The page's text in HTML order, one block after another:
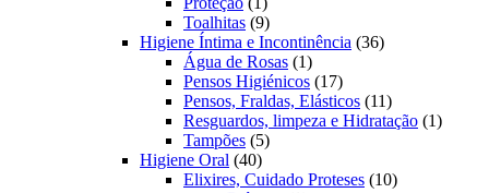
produto
Toalhitas 99
produtos
Higiene Íntima e Incontinência 3636
Água de Rosas 11
produto
Pensos Higiénicos 1717
produtos
Pensos, Fraldas, Elásticos 1111
produtos
Resguardos, limpeza e Hidratação 11
Tampões 55
Higiene Oral 4040
produtos
Elixires, Cuidado Proteses 1010